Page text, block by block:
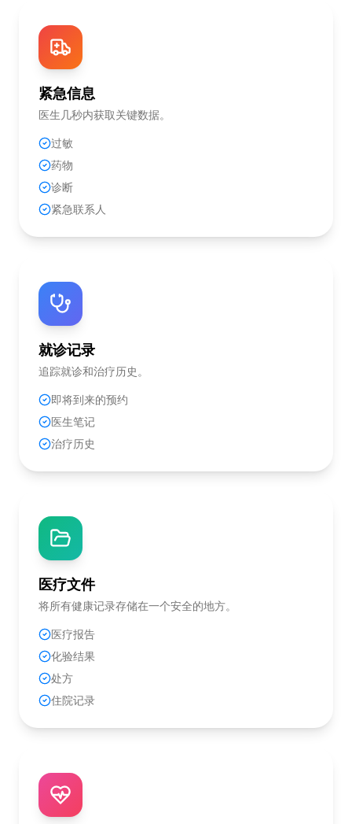
紧急信息
医生几秒内获取关键数据。
过敏
药物
诊断
紧急联系人
就诊记录
追踪就诊和治疗历史。
即将到来的预约
医生笔记
治疗历史
医疗文件
将所有健康记录存储在一个安全的地方。
医疗报告
化验结果
处方
住院记录